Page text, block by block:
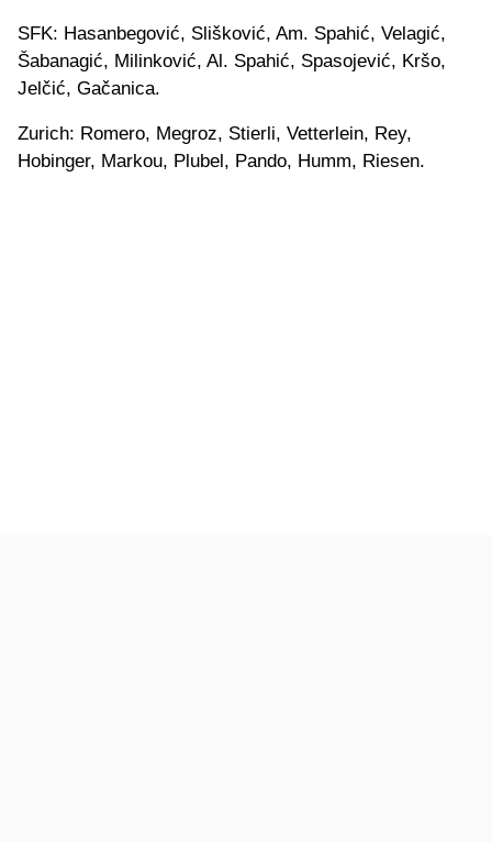
SFK: Hasanbegović, Slišković, Am. Spahić, Velagić,
Šabanagić, Milinković, Al. Spahić, Spasojević, Kršo,
Jelčić, Gačanica.
Zurich: Romero, Megroz, Stierli, Vetterlein, Rey,
Hobinger, Markou, Plubel, Pando, Humm, Riesen.